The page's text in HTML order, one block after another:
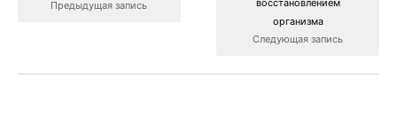
Предыдущая запись
организма
Следующая запись